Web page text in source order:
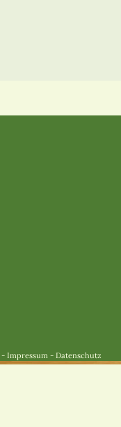
- Impressum - Datenschutz